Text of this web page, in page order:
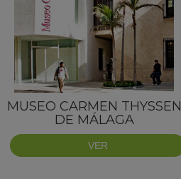
MUSEO CARMEN THYSSEN
DE MÁLAGA
VER